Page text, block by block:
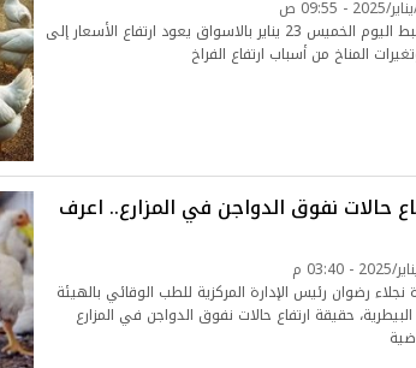
اسعار الفراخ والبط اليوم الخميس 23 يناير بالاسواق يعود ارتفاع الأسعار إلى
المناخ من أسباب ارتفاع الفراخ
حالات نفوق الدواجن في المزارع.. اعرف
رضوان رئيس الإدارة المركزية للطب الوقائي بالهيئة
حقيقة ارتفاع حالات نفوق الدواجن في المزارع